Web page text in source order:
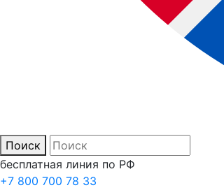
Поиск
бесплатная линия по РФ
+7 800 700 78 33